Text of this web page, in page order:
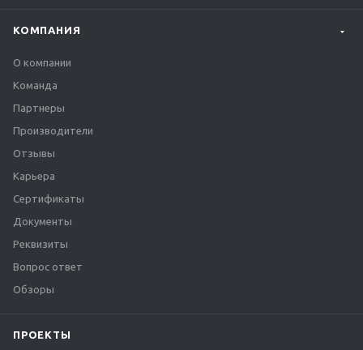
КОМПАНИЯ
О компании
Команда
Партнеры
Производители
Отзывы
Карьера
Сертификаты
Документы
Реквизиты
Вопрос ответ
Обзоры
ПРОЕКТЫ